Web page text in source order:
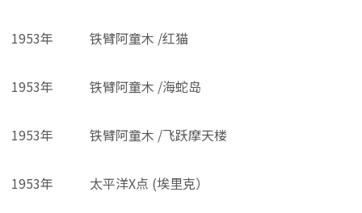
1953年 铁臂阿童木 /红猫
1953年 铁臂阿童木 /海蛇岛
1953年 铁臂阿童木 /飞跃摩天楼
1953年 太平洋X点 (埃里克）